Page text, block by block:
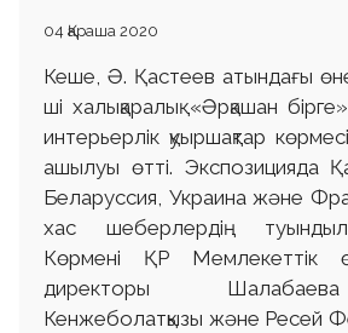
04 Қараша 2020
Кеше, Ә. Қастеев атындағы
ші халықаралық «Әрқашан
интерьерлік қуыршақтар
ашылуы өтті. Экспозицияда
Беларуссия, Украина және
хас шеберлердің
Көрмені ҚР Мемлекеттік
директоры
Кенжеболатқызы және Ресей